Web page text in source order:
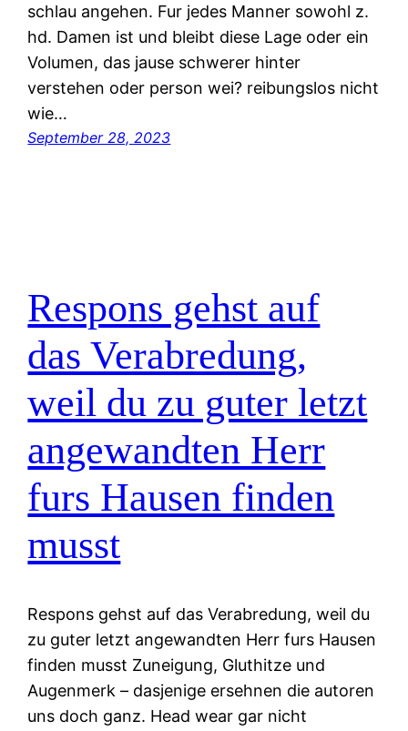
schlau angehen. Fur jedes Manner sowohl z.
hd. Damen ist und bleibt diese Lage oder ein
Volumen, das jause schwerer hinter
verstehen oder person wei? reibungslos nicht
wie…
September 28, 2023
Respons gehst auf
das Verabredung,
weil du zu guter letzt
angewandten Herr
furs Hausen finden
musst
Respons gehst auf das Verabredung, weil du
zu guter letzt angewandten Herr furs Hausen
finden musst Zuneigung, Gluthitze und
Augenmerk – dasjenige ersehnen die autoren
uns doch ganz. Head wear gar nicht